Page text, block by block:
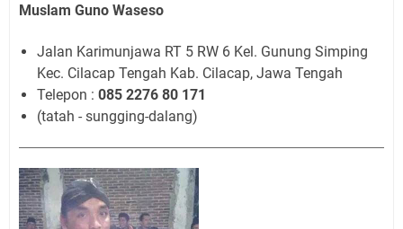
Muslam Guno Waseso
Jalan Karimunjawa RT 5 RW 6 Kel. Gunung Simping
Kec. Cilacap Tengah Kab. Cilacap, Jawa Tengah
Telepon : 085 2276 80 171
(tatah - sungging-dalang)